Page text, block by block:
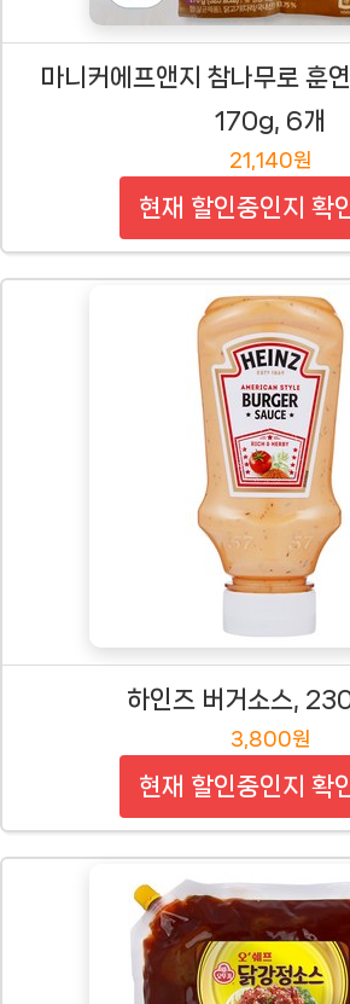
마니커에프앤지 참나무로 훈
170g, 6개
21,140원
현재 할인중인지 확
하인즈 버거소스,
3,800원
현재 할인중인지 확